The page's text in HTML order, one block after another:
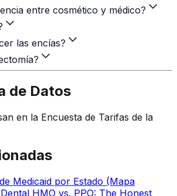
entre cosmético y médico?
las encías?
de Datos
en la Encuesta de Tarifas de la
Medicaid por Estado (Mapa
Dental HMO vs. PPO: The Honest